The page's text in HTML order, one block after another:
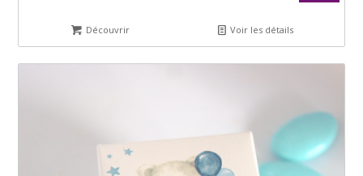
Découvrir Voir les détails